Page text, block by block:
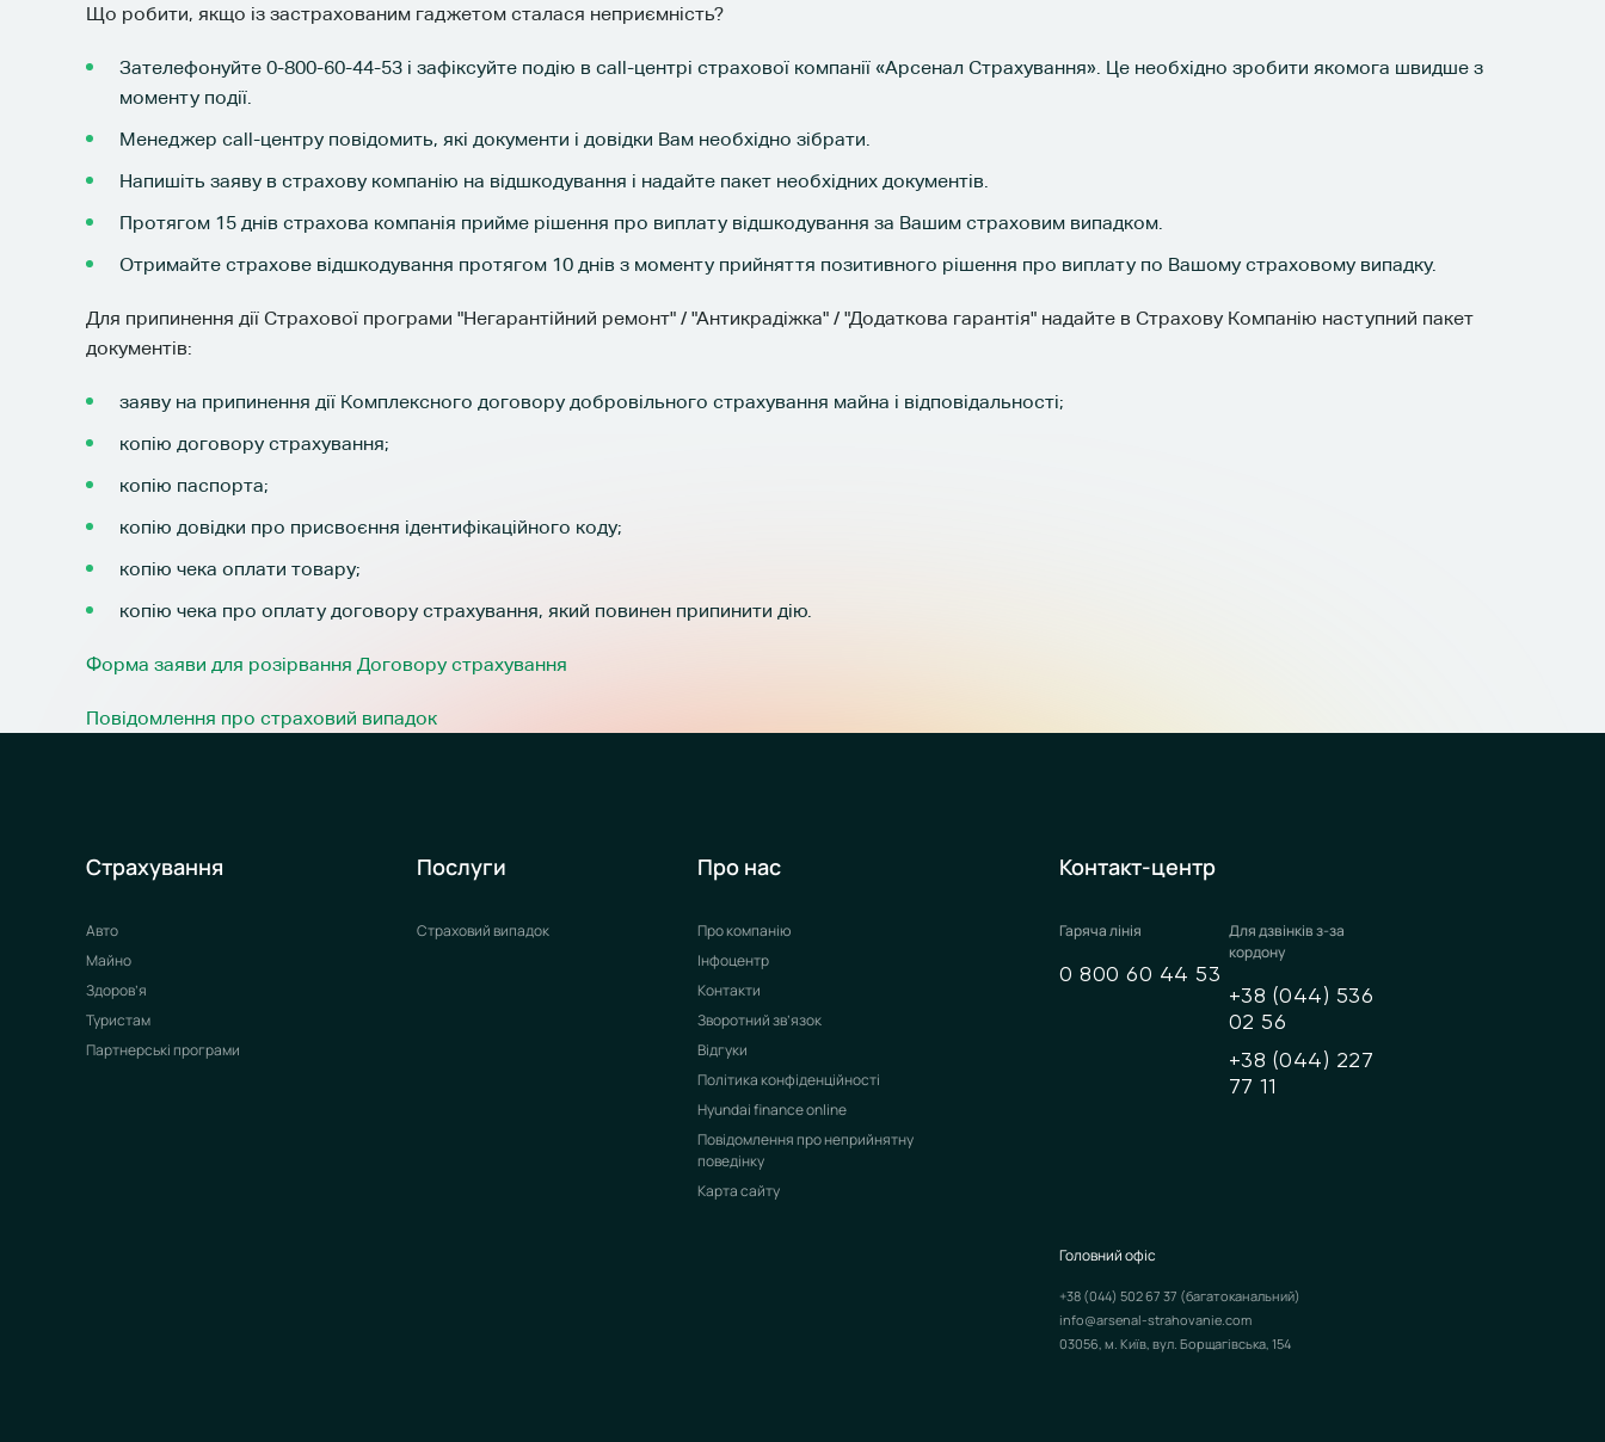
Що робити, якщо із застрахованим гаджетом сталася неприємність?
Зателефонуйте 0-800-60-44-53 і зафіксуйте подію в call-центрі страхової компанії «Арсенал Страхування». Це необхідно зробити якомога швидше з
моменту події.
Менеджер call-центру повідомить, які документи і довідки Вам необхідно зібрати.
Напишіть заяву в страхову компанію на відшкодування і надайте пакет необхідних документів.
Протягом 15 днів страхова компанія прийме рішення про виплату відшкодування за Вашим страховим випадком.
Отримайте страхове відшкодування протягом 10 днів з моменту прийняття позитивного рішення про виплату по Вашому страховому випадку.
Для припинення дії Страхової програми "Негарантійний ремонт" / "Антикрадіжка" / "Додаткова гарантія" надайте в Страхову Компанію наступний пакет
документів:
заяву на припинення дії Комплексного договору добровільного страхування майна і відповідальності;
копію договору страхування;
копію паспорта;
копію довідки про присвоєння ідентифікаційного коду;
копію чека оплати товару;
копію чека про оплату договору страхування, який повинен припинити дію.
Форма заяви для розірвання Договору страхування
Повідомлення про страховий випадок
Страхування
Авто
Майно
Здоров’я
Туристам
Партнерські програми
Послуги
Страховий випадок
Про нас
Про компанію
Інфоцентр
Контакти
Зворотний зв’язок
Відгуки
Політика конфіденційності
Hyundai finance online
Повідомлення про неприйнятну
поведінку
Карта сайту
Контакт-центр
Гаряча лінія
0 800 60 44 53
Для дзвінків з-за
кордону
+38 (044) 536
02 56
+38 (044) 227
77 11
Головний офіс
+38 (044) 502 67 37 (багатоканальний)
info@arsenal-strahovanie.com
03056, м. Київ, вул. Борщагівська, 154